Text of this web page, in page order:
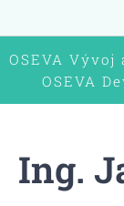
OSEVA
OSEVA
research Ltd.
Ing.